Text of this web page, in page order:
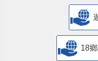
18